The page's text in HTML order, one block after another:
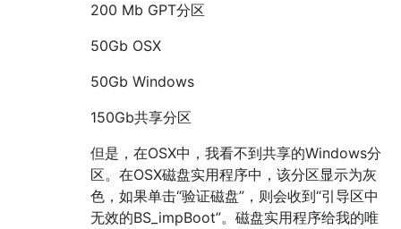
200 Mb GPT分区
50Gb OSX
50Gb Windows
150Gb共享分区
但是，在OSX中，我看不到共享的Windows分
区。在OSX磁盘实用程序中，该分区显示为灰
色，如果单击“验证磁盘”，则会收到“引导区中
无效的BS_impBoot”。磁盘实用程序给我的唯